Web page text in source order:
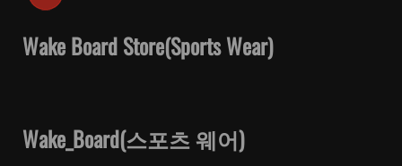
Wake Board Store(Sports Wear)
Wake_Board(스포츠 웨어)